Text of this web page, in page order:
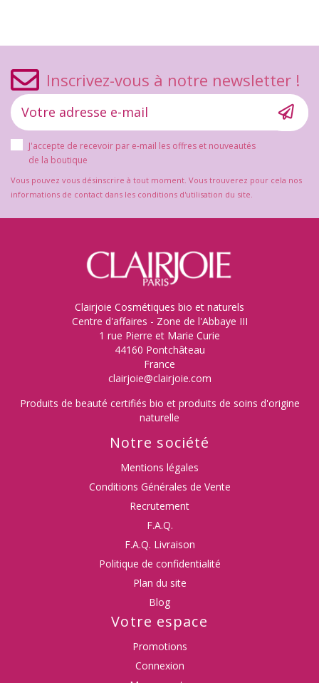
Inscrivez-vous à notre newsletter !
J'accepte de recevoir par e-mail les offres et nouveautés
de la boutique
Vous pouvez vous désinscrire à tout moment. Vous trouverez pour cela nos
informations de contact dans les conditions d'utilisation du site.
Clairjoie Cosmétiques bio et naturels
Centre d'affaires - Zone de l'Abbaye III
1 rue Pierre et Marie Curie
44160 Pontchâteau
France
clairjoie@clairjoie.com
Produits de beauté certifiés bio et produits de soins d'origine
naturelle
Notre société
Mentions légales
Conditions Générales de Vente
Recrutement
F.A.Q.
F.A.Q. Livraison
Politique de confidentialité
Plan du site
Blog
Votre espace
Promotions
Connexion